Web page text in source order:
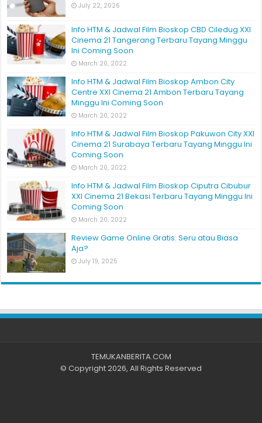
July 22, 2026
Info HTM & Jadwal Film Bioskop CBD Ciledug XXI
Cinema 21 Tangerang Terbaru Tayang Minggu
Ini Coming Soon
March 20, 2022
Info HTM & Jadwal Film Bioskop Ambon City
Centre XXI Cinema 21 Ambon Terbaru Tayang
Minggu Ini Coming Soon
March 20, 2022
Info HTM & Jadwal Film Bioskop Pakuwon City XXI
Cinema 21 Surabaya Terbaru Tayang Minggu Ini
Coming Soon
March 20, 2022
Info HTM & Jadwal Film Bioskop Ciputra Cibubur
XXI Cinema 21 Bekasi Terbaru Tayang Minggu Ini
Coming Soon
March 20, 2022
Review Game Online Gratis: Seru atau Biasa
Aja?
July 19, 2025
TEMUKANBERITA.COM
© Copyright 2026, All Rights Reserved